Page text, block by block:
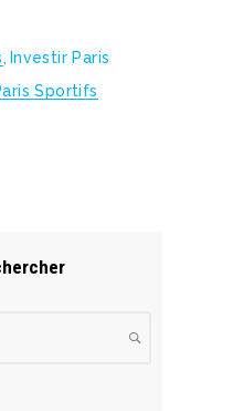
, Investir Paris
Sportifs